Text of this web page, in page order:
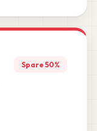
Spare 50%